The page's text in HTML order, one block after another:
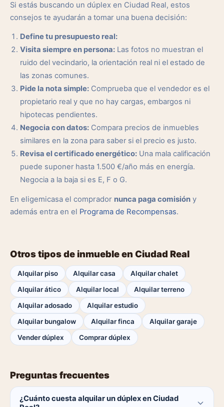
Si estás buscando un dúplex en Ciudad Real, estos
consejos te ayudarán a tomar una buena decisión:
Define tu presupuesto real:
Visita siempre en persona: Las fotos no muestran el
ruido del vecindario, la orientación real ni el estado de
las zonas comunes.
Pide la nota simple: Comprueba que el vendedor es el
propietario real y que no hay cargas, embargos ni
hipotecas pendientes.
Negocia con datos: Compara precios de inmuebles
similares en la zona para saber si el precio es justo.
Revisa el certificado energético: Una mala calificación
puede suponer hasta 1.500 €/año más en energía.
Negocia a la baja si es E, F o G.
En eligemicasa el comprador nunca paga comisión y
además entra en el Programa de Recompensas.
Otros tipos de inmueble en Ciudad Real
Alquilar piso Alquilar casa
Alquilar chalet
Alquilar ático
Alquilar local
Alquilar terreno
Alquilar adosado
Alquilar estudio
Alquilar bungalow
Alquilar finca
Alquilar garaje
Vender dúplex
Comprar dúplex
Preguntas frecuentes
¿Cuánto cuesta alquilar un dúplex en Ciudad